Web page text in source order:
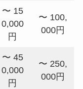
〜 15
0,000
円
〜 100,
000円
〜 45
0,000
円
〜 250,
000円